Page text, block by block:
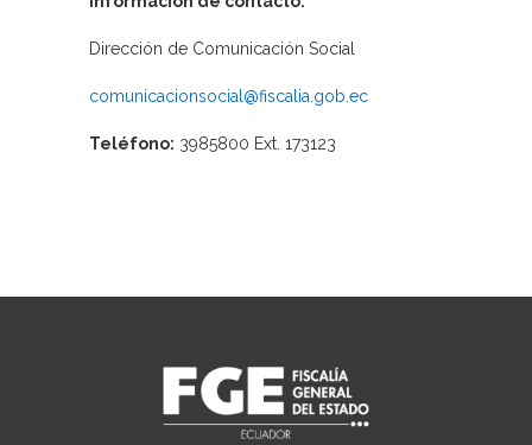
Dirección de Comunicación Social
comunicacionsocial@fiscalia.gob.ec
Teléfono: 3985800 Ext. 173123